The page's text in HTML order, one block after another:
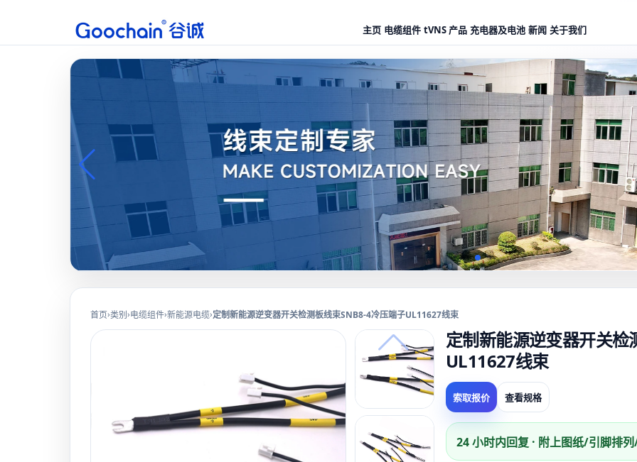
主页 电缆组件 tVNS 产品 充电器及电池 新闻 关于我们
首页›类别›电缆组件›新能源电缆›定制新能源逆变器开关检测板线束SNB8-4冷压端子UL11627线束
定制新能源逆变器开关
UL11627线束
索取报价 查看规格
24 小时内回复 · 附上图纸/引脚排列